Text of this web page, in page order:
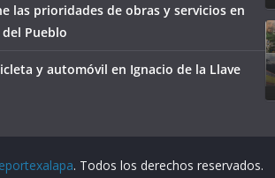
las prioridades de obras y servicios en
Pueblo
y automóvil en Ignacio de la Llave
. Todos los derechos reservados.